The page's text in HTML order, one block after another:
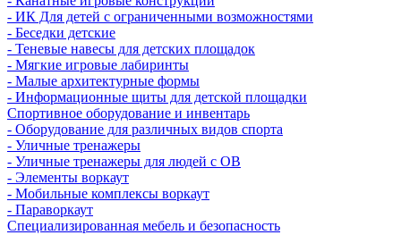
- ИК Для детей с ограниченными возможностями
- Беседки детские
- Теневые навесы для детских площадок
- Мягкие игровые лабиринты
- Малые архитектурные формы
- Информационные щиты для детской площадки
Спортивное оборудование и инвентарь
- Оборудование для различных видов спорта
- Уличные тренажеры
- Уличные тренажеры для людей с ОВ
- Элементы воркаут
- Мобильные комплексы воркаут
- Параворкаут
Cпециализированная мебель и безопасность